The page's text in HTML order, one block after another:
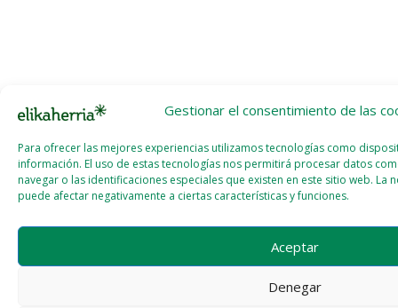
Gestionar el consentimiento de las
Para ofrecer las mejores experiencias utilizamos tecnologías como
información. El uso de estas tecnologías nos permitirá procesar datos
navegar o las identificaciones especiales que existen en este sitio web. La
puede afectar negativamente a ciertas características y funciones.
Aceptar
Denegar